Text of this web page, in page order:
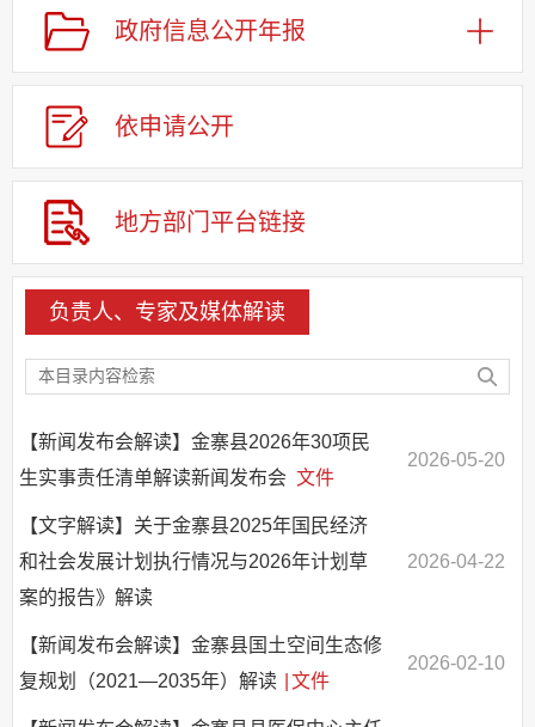
建议提案办理
公务员及事业单位招录
应急管理
回应关切
监督保障
其他法定信息
基层重点领域信息公开
政府信息公开年报
依申请公开
地方部门 平台链接
负责人、专家及媒体解读
【新闻发布会解读】金寨县2026年30项民
生实事责任清单解读新闻发布会 文件
2026-05-20
【文字解读】关于金寨县2025年国民经济
和社会发展计划执行情况与2026年计划草
案的报告》解读
2026-04-22
【新闻发布会解读】金寨县国土空间生态修
复规划（2021—2035年）解读
文件
2026-02-10